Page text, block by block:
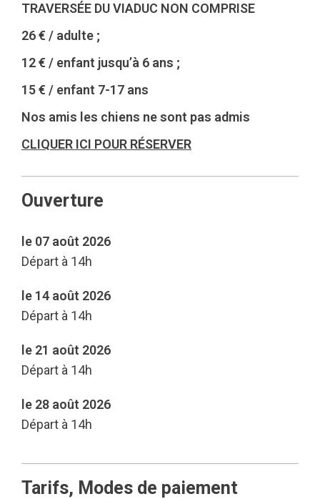
TRAVERSÉE DU VIADUC NON COMPRISE
26 € / adulte ;
12 € / enfant jusqu’à 6 ans ;
15 € / enfant 7-17 ans
Nos amis les chiens ne sont pas admis
CLIQUER ICI POUR RÉSERVER
Ouverture
le 07 août 2026
Départ à 14h
le 14 août 2026
Départ à 14h
le 21 août 2026
Départ à 14h
le 28 août 2026
Départ à 14h
Tarifs, Modes de paiement